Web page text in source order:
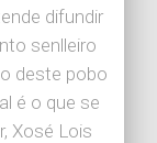
difundir
senlleiro
deste pobo
é o que se
Xosé Lois